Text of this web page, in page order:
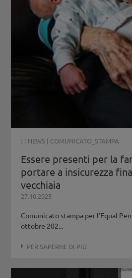
: : NEWS | COMUNICATO_STAMPA
Essere presenti per la
portare a insicurezza
vecchiaia
27.10.2025
Comunicato stampa per l’Equal
ottobre 202...
PER SAPERNE DI PIÙ